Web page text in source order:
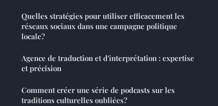
Quelles stratégies pour utiliser efficacement les
réseaux sociaux dans une campagne politique
locale?
Agence de traduction et d'interprétation : expertise
et précision
Comment créer une série de podcasts sur les
traditions culturelles oubliées?